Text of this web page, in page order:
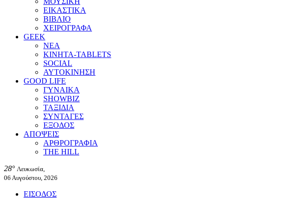
ΕΙΚΑΣΤΙΚΑ
ΒΙΒΛΙΟ
ΧΕΙΡΟΓΡΑΦΑ
GEEK
ΝΕΑ
ΚΙΝΗΤΑ-TABLETS
SOCIAL
ΑΥΤΟΚΙΝΗΣΗ
GOOD LIFE
ΓΥΝΑΙΚΑ
SHOWBIZ
ΤΑΞΙΔΙΑ
ΣΥΝΤΑΓΕΣ
ΕΞΟΔΟΣ
ΑΠΟΨΕΙΣ
ΑΡΘΡΟΓΡΑΦΙΑ
THE HILL
28° Λευκωσία,
06 Αυγούστου, 2026
ΕΙΣΟΔΟΣ